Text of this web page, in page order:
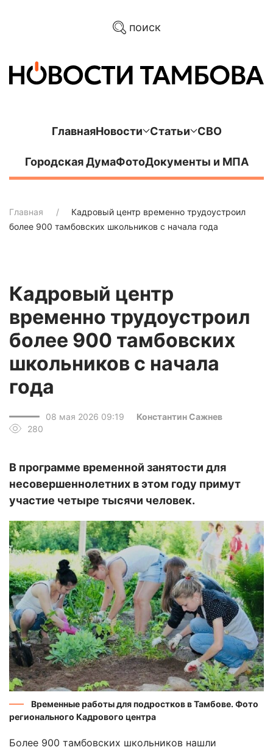
поиск
ГлавнаяНовости Статьи СВО
Городская ДумаФотоДокументы и МПА
Главная
Кадровый центр временно трудоустроил
более 900 тамбовских школьников с начала года
Кадровый центр
временно трудоустроил
более 900 тамбовских
школьников с начала
года
08 мая 2026 09:19
Константин Сажнев
280
В программе временной занятости для
несовершеннолетних в этом году примут
участие четыре тысячи человек.
Временные работы для подростков в Тамбове. Фото
регионального Кадрового центра
Более 900 тамбовских школьников нашли